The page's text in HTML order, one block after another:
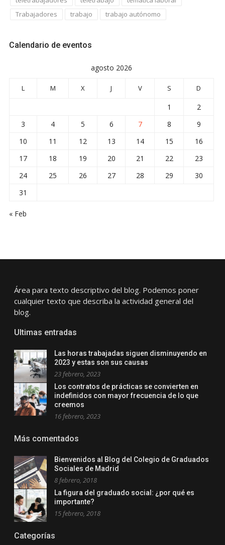
Trabajadores
trabajo trabajo autónomo
Calendario de eventos
agosto 2026
L M X J V S D
1
2
3
4 5 6 7 8
9
10
11 12 13 14 15
16
17
18 19 20 21 22
23
24
25 26 27 28 29
30
31
« Feb
Área para texto descriptivo del blog. Podemos poner
cualquier texto que describa la actividad general del
blog.
Ultimas entradas
Las horas trabajadas siguen disminuyendo en
2023 y estas son sus causas
23 febrero, 2023
Los contratos de prácticas se convierten en
indefinidos con mayor frecuencia de lo que
creemos
16 febrero, 2023
Más comentados
Bienvenidos al Blog del Colegio de Graduados
Sociales de Madrid
8 febrero, 2018
La figura del graduado social: ¿por qué es
importante?
15 febrero, 2018
Categorías